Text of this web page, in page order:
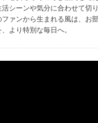
シーンや気分に合わせて切
ァンから生まれる風は、お
より特別な毎日へ。